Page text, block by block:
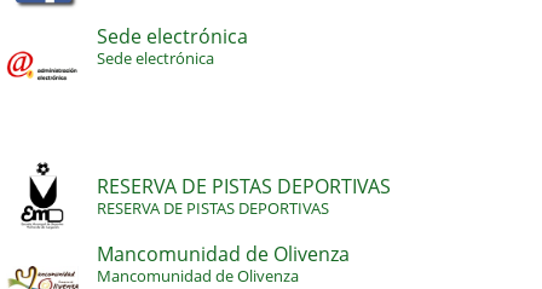
Sede electrónica
Sede electrónica
RESERVA DE PISTAS DEPORTIVAS
RESERVA DE PISTAS DEPORTIVAS
Mancomunidad de Olivenza
Mancomunidad de Olivenza